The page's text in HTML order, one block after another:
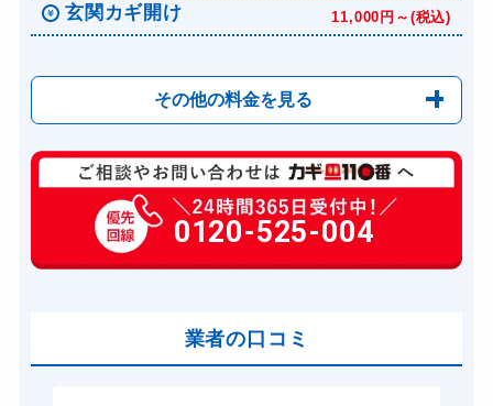
玄関カギ開け 11,000円～(税込)
その他の料金を見る
玄関カギ修理 6,600円～(税込)
玄関カギ作成 14,300円～(税込)
玄関カギ交換 14,300円～(税込)
バイクカギ開け
0120-525-004
業者の口コミ